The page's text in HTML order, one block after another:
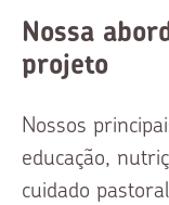
Nossa
projeto
Nossos
educação,
cuidado